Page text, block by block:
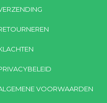
VOORWAARDEN